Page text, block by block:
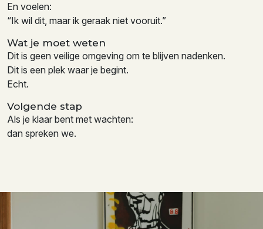
En voelen:
“Ik wil dit, maar ik geraak niet vooruit.”
Wat je moet weten
Dit is geen veilige omgeving om te blijven nadenken.
Dit is een plek waar je begint.
Echt.
Volgende stap
Als je klaar bent met wachten:
dan spreken we.